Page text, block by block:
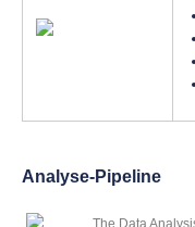
Analyse-Pipeline